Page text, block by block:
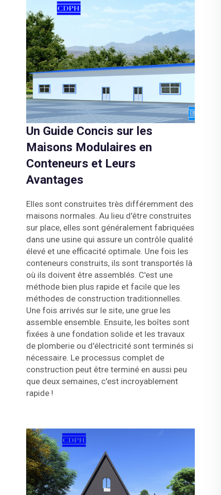
Un Guide Concis sur les
Maisons Modulaires en
Conteneurs et Leurs
Avantages
Elles sont construites très différemment des
maisons normales. Au lieu d'être construites
sur place, elles sont généralement fabriquées
dans une usine qui assure un contrôle qualité
élevé et une efficacité optimale. Une fois les
conteneurs construits, ils sont transportés là
où ils doivent être assemblés. C'est une
méthode bien plus rapide et facile que les
méthodes de construction traditionnelles.
Une fois arrivés sur le site, une grue les
assemble ensemble. Ensuite, les boîtes sont
fixées à une fondation solide et les travaux
de plomberie ou d'électricité sont terminés si
nécessaire. Le processus complet de
construction peut être terminé en aussi peu
que deux semaines, c'est incroyablement
rapide !